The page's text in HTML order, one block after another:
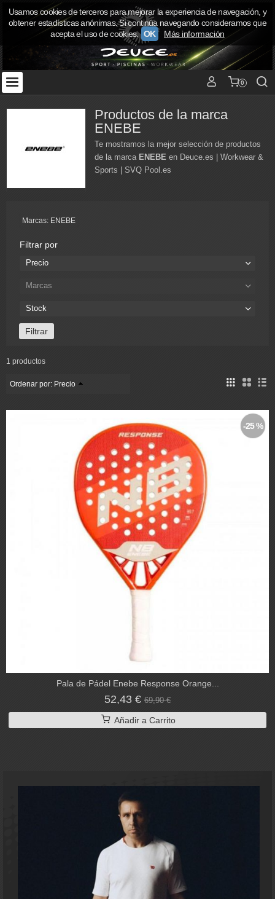
0
Productos de la marca
ENEBE
Te mostramos la mejor selección de productos
de la marca ENEBE en Deuce.es | Workwear &
Sports | SVQ Pool.es
Marcas: ENEBE
Filtrar por
Precio
Marcas
Stock
1 productos
Ordenar por: Precio
-25 %
Pala de Pádel Enebe Response Orange...
52,43 € 69,90 €
Añadir a Carrito
Usamos cookies de terceros para mejorar la experiencia de navegación, y
obtener estadísticas anónimas. Si continúa navegando consideramos que
acepta el uso de cookies. OK Más información